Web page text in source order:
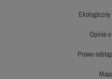
opinie
prawo